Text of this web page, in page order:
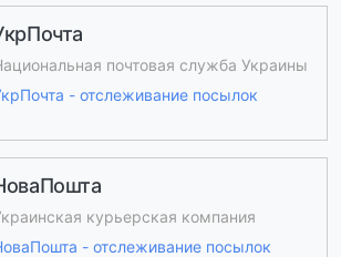
почтовая служба Украины
- отслеживание посылок
курьерская компания
- отслеживание посылок